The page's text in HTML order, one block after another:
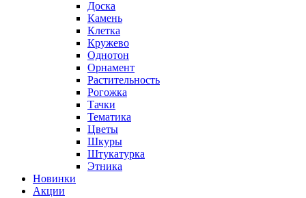
Доска
Камень
Клетка
Кружево
Однотон
Орнамент
Растительность
Рогожка
Тачки
Тематика
Цветы
Шкуры
Штукатурка
Этника
Новинки
Акции